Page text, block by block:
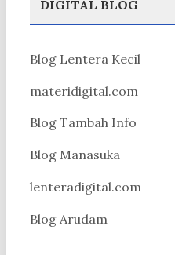
DIGITAL BLOG
Blog Lentera Kecil
materidigital.com
Blog Tambah Info
Blog Manasuka
lenteradigital.com
Blog Arudam